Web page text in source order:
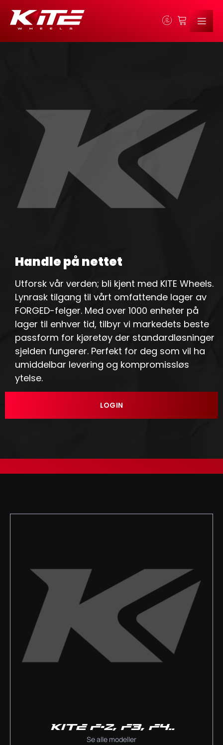
Handle på nettet
Utforsk vår verden; bli kjent med KITE Wheels.
Lynrask tilgang til vårt omfattende lager av
FORGED-felger. Med over 1000 enheter på
lager til enhver tid, tilbyr vi markedets beste
passform for kjøretøy der standardløsninger
sjelden fungerer. Perfekt for deg som vil ha
umiddelbar levering og kompromissløs
ytelse.
LOGIN
KITE F-2, F3, F4..
Se alle modeller